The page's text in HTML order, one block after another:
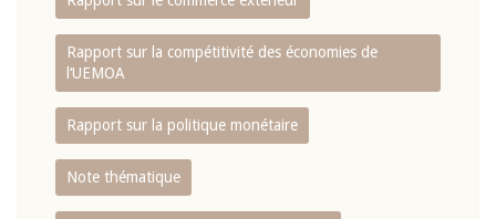
Rapport sur la compétitivité des économies de
l‘UEMOA
Rapport sur la politique monétaire
Note thématique